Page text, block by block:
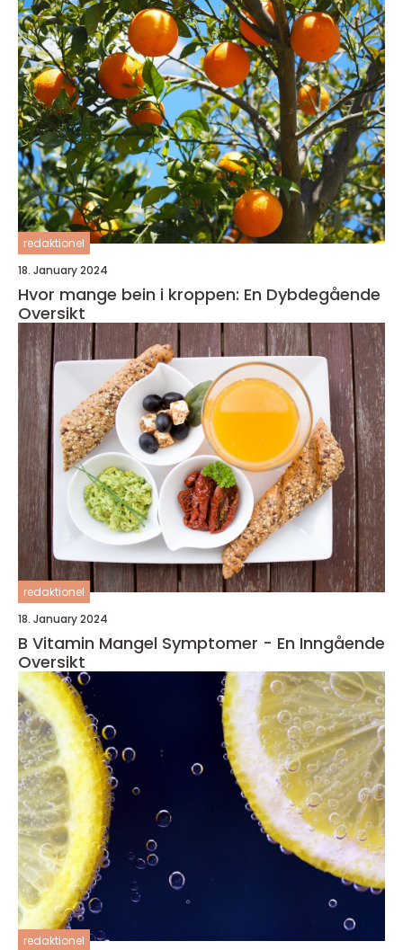
redaktionel
18. January 2024
Hvor mange bein i kroppen: En Dybdegående
Oversikt
redaktionel
18. January 2024
B Vitamin Mangel Symptomer - En Inngående
Oversikt
redaktionel